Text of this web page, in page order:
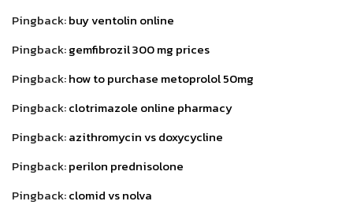
Pingback:buy ventolin online
Pingback:gemfibrozil 300 mg prices
Pingback:how to purchase metoprolol 50mg
Pingback:clotrimazole online pharmacy
Pingback:azithromycin vs doxycycline
Pingback:perilon prednisolone
Pingback:clomid vs nolva